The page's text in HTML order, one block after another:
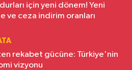
için yeni dönem! Yeni
ve ceza indirim oranları
rekabet gücüne: Türkiye'nin
vizyonu